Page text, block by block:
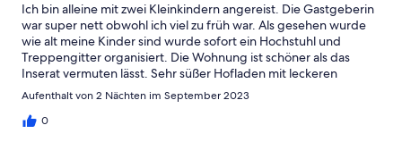
Ich bin alleine mit zwei Kleinkindern angereist. Die Gastgeberin
war super nett obwohl ich viel zu früh war. Als gesehen wurde
wie alt meine Kinder sind wurde sofort ein Hochstuhl und
Treppengitter organisiert. Die Wohnung ist schöner als das
Inserat vermuten lässt. Sehr süßer Hofladen mit leckeren
Brötchen. Außer Katzen haben wir leider keine Tiere entdeckt.
Aber wir waren die meiste Zeit unterwegs und haben vielleicht
auch garnicht richtig geguckt. Wir haben himmlisch geschlafen.
Aufenthalt von 2 Nächten im September 2023
0